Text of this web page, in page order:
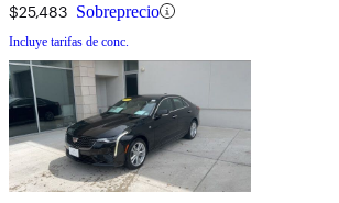
$25,483 Sobreprecio
Incluye tarifas de conc.